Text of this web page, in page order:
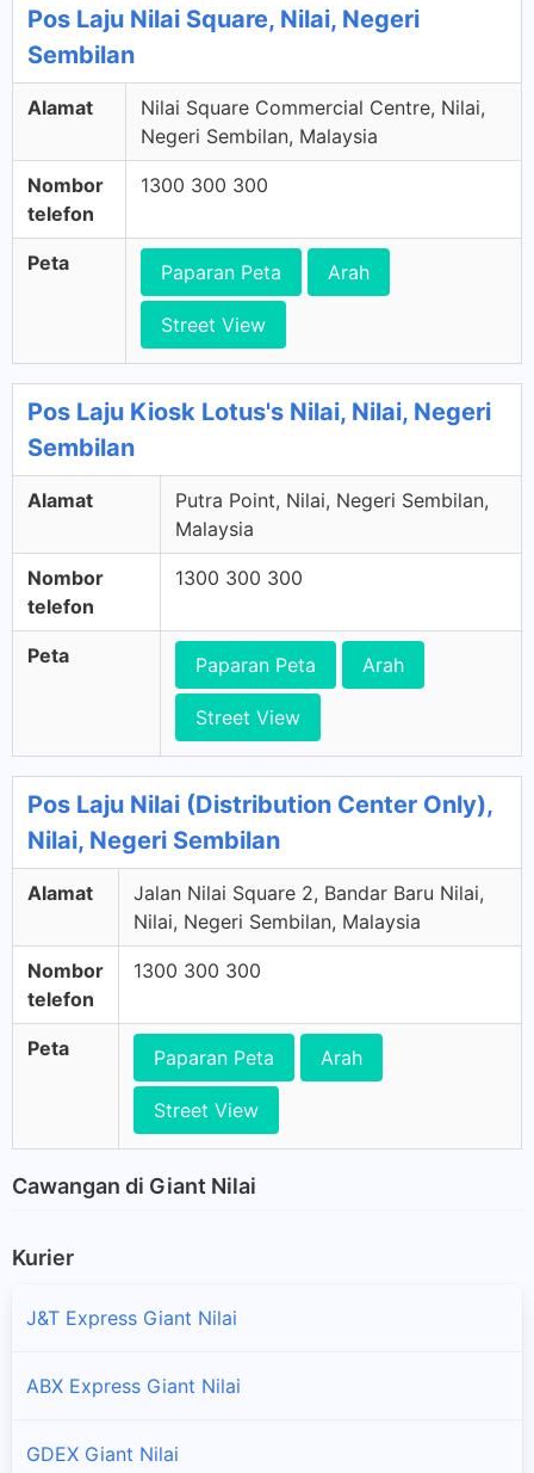
Pos Laju Nilai Square, Nilai, Negeri
Sembilan
Alamat
Nilai Square Commercial Centre, Nilai,
Negeri Sembilan, Malaysia
Nombor
telefon
1300 300 300
Peta Paparan Peta Arah
Street View
Pos Laju Kiosk Lotus's Nilai, Nilai, Negeri
Sembilan
Alamat
Putra Point, Nilai, Negeri Sembilan,
Malaysia
Nombor
telefon
1300 300 300
Peta Paparan Peta Arah
Street View
Pos Laju Nilai (Distribution Center Only),
Nilai, Negeri Sembilan
Alamat
Jalan Nilai Square 2, Bandar Baru Nilai,
Nilai, Negeri Sembilan, Malaysia
Nombor
telefon
1300 300 300
Peta Paparan Peta Arah
Street View
Cawangan di Giant Nilai
Kurier
J&T Express Giant Nilai
ABX Express Giant Nilai
GDEX Giant Nilai